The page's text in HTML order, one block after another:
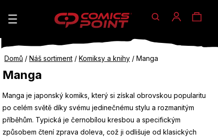
Hledat
Domů / Náš sortiment / Komiksy a knihy / Manga
Manga
Manga je japonský komiks, který si získal obrovskou popularitu
po celém světě díky svému jedinečnému stylu a rozmanitým
příběhům. Typická je černobílou kresbou a specifickým
způsobem čtení zprava doleva, což ji odlišuje od klasických
K
o
š
k
Zpět
do
Zpět
do
C
o
p